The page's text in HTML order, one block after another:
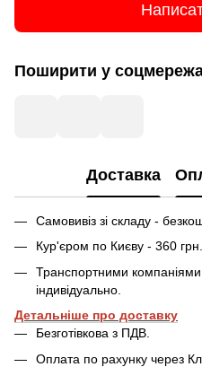
Поширити у
Доставка
Самовивіз зі складу -
Кур'єром по Києву - 360 грн.
Транспортними компаніями
індивідуально.
Детальніше про доставку
Безготівкова з ПДВ.
Оплата по рахунку через